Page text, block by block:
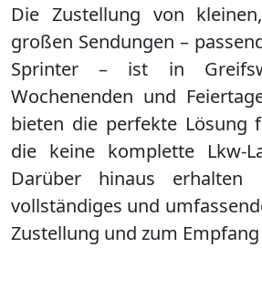
Die Zustellung von
großen Sendungen –
Sprinter – ist in
Wochenenden und
bieten die perfekte Lösung
die keine komplette Lkw-
Darüber hinaus
vollständiges und
Zustellung und zum